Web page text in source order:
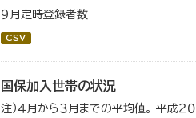
９月定時登録者数
CSV
国保加入世帯の状況
注）４月から３月までの平均値。 平成２